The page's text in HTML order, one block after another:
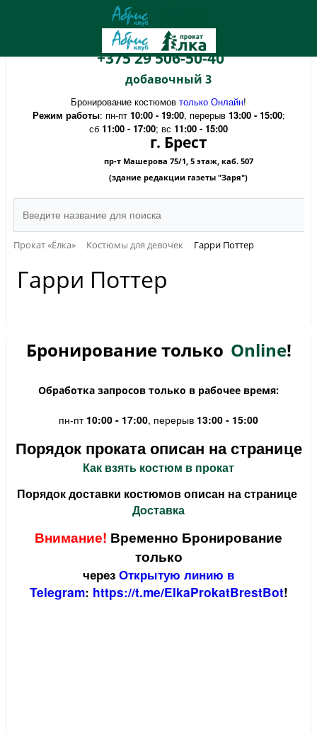
+375 29 506-50-40
добавочный 3
Бронирование костюмов только Онлайн!
Режим работы: пн-пт 10:00 - 19:00, перерыв 13:00 - 15:00;
сб 11:00 - 17:00; вс 11:00 - 15:00
г. Брест
пр-т Машерова 75/1, 5 этаж, каб. 507
(здание редакции газеты "Заря")
Прокат «Ёлка» Костюмы для девочек Гарри Поттер
Гарри Поттер
Бронирование только Online!
Обработка запросов только в рабочее время:
пн-пт 10:00 - 17:00, перерыв 13:00 - 15:00
Порядок проката описан на странице
Как взять костюм в прокат
Порядок доставки костюмов описан на странице
Доставка
Внимание! Временно Бронирование
только
через Открытую линию в
Telegram: https://t.me/ElkaProkatBrestBot!